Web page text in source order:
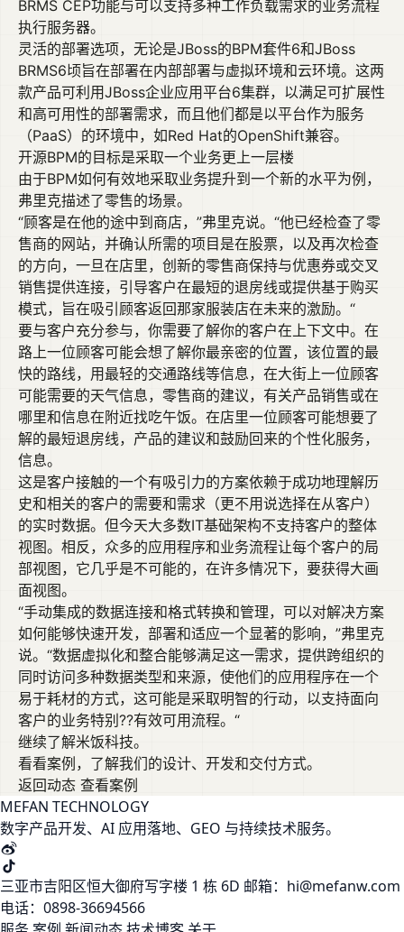
BRMS CEP功能与可以支持多种工作负载需求的业务流程
执行服务器。
灵活的部署选项，无论是JBoss的BPM套件6和JBoss
BRMS6顷旨在部署在内部部署与虚拟环境和云环境。这两
款产品可利用JBoss企业应用平台6集群，以满足可扩展性
和高可用性的部署需求，而且他们都是以平台作为服务
（PaaS）的环境中，如Red Hat的OpenShift兼容。
开源BPM的目标是采取一个业务更上一层楼
由于BPM如何有效地采取业务提升到一个新的水平为例，
弗里克描述了零售的场景。
“顾客是在他的途中到商店，”弗里克说。“他已经检查了零
售商的网站，并确认所需的项目是在股票，以及再次检查
的方向，一旦在店里，创新的零售商保持与优惠券或交叉
销售提供连接，引导客户在最短的退房线或提供基于购买
模式，旨在吸引顾客返回那家服装店在未来的激励。“
要与客户充分参与，你需要了解你的客户在上下文中。在
路上一位顾客可能会想了解你最亲密的位置，该位置的最
快的路线，用最轻的交通路线等信息，在大街上一位顾客
可能需要的天气信息，零售商的建议，有关产品销售或在
哪里和信息在附近找吃午饭。在店里一位顾客可能想要了
解的最短退房线，产品的建议和鼓励回来的个性化服务，
信息。
这是客户接触的一个有吸引力的方案依赖于成功地理解历
史和相关的客户的需要和需求（更不用说选择在从客户）
的实时数据。但今天大多数IT基础架构不支持客户的整体
视图。相反，众多的应用程序和业务流程让每个客户的局
部视图，它几乎是不可能的，在许多情况下，要获得大画
面视图。
“手动集成的数据连接和格式转换和管理，可以对解决方案
如何能够快速开发，部署和适应一个显著的影响，”弗里克
说。“数据虚拟化和整合能够满足这一需求，提供跨组织的
同时访问多种数据类型和来源，使他们的应用程序在一个
易于耗材的方式，这可能是采取明智的行动，以支持面向
客户的业务特别??有效可用流程。“
继续了解米饭科技。
看看案例，了解我们的设计、开发和交付方式。
返回动态 查看案例
MEFAN TECHNOLOGY
数字产品开发、AI 应用落地、GEO 与持续技术服务。
三亚市吉阳区恒大御府写字楼 1 栋 6D 邮箱：hi@mefanw.com
电话：0898-36694566